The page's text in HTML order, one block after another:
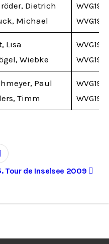
Dietrich
Michael
Lisa
Wiebke
Paul
Timm
Tour de Inselsee 2009